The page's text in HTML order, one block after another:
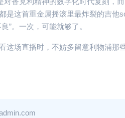
是这首重金属摇滚里最炸裂的吉他
”。一次，可能就够了。
这场直播时，不妨多留意利物浦那